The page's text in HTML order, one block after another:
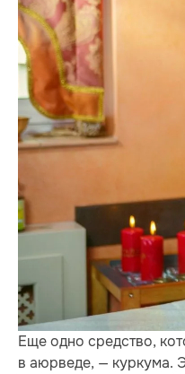
Еще одно средство,
в аюрведе, — куркума.